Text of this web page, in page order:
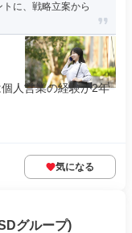
に、戦略立案から
人営業の経験が2年
気になる
グループ)